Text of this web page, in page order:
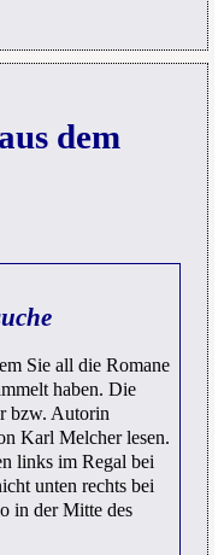
dem
Sie all die Romane
haben. Die
bzw. Autorin
Karl Melcher lesen.
links im Regal bei
unten rechts bei
in der Mitte des